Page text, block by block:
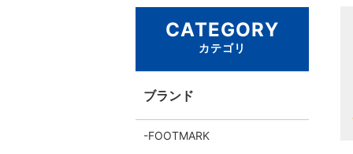
CATEGORY
カテゴリ
ブランド
FOOTMARK